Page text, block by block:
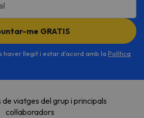
me GRATIS
haver llegit i estar d'acord amb la Política
viatges del grup i principals
col·laboradors